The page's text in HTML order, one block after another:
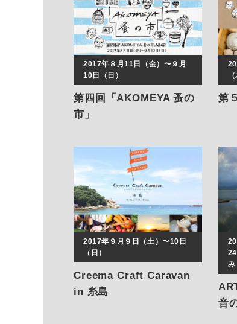
2017年８月11日（金）〜９月
10日（日）
第四回「AKOMEYA 蚤の
市」
第
2017年９月９日（土）〜10日
（日）
Creema Craft Caravan
in 糸島
み
音